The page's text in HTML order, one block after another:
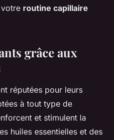
routine capillaire
grâce aux
réputées pour leurs
à tout type de
et stimulent la
huiles essentielles et des